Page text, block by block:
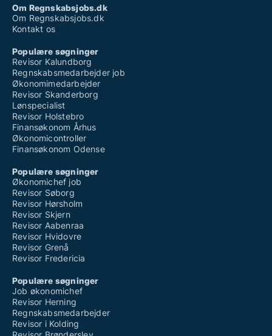
Om Regnskabsjobs.dk
Om Regnskabsjobs.dk
Kontakt os
Populære søgninger
Revisor Kalundborg
Regnskabsmedarbejder job
Økonomimedarbejder
Revisor Skanderborg
Lønspecialist
Revisor Holstebro
Finansøkonom Århus
Økonomicontroller
Finansøkonom Odense
Populære søgninger
Økonomichef job
Revisor Søborg
Revisor Hørsholm
Revisor Skjern
Revisor Aabenraa
Revisor Hvidovre
Revisor Grenå
Revisor Fredericia
Populære søgninger
Job økonomichef
Revisor Herning
Regnskabsmedarbejder
Revisor i Kolding